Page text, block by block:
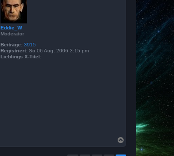
Eddie_W
Moderator
Beiträge: 3915
Registriert: So 06 Aug, 2006 3:15 pm
Lieblings X-Titel:
a
c